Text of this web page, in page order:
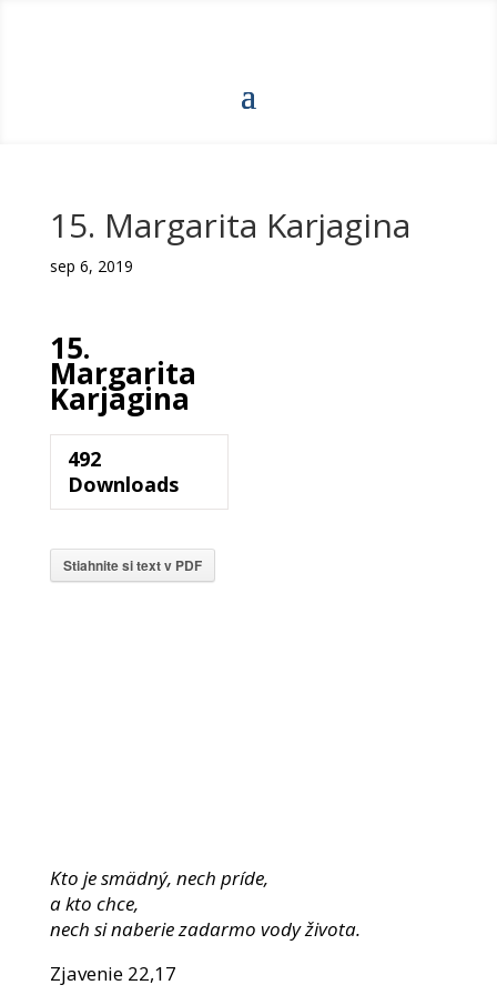
15. Margarita Karjagina
sep 6, 2019
15.
Margarita
Karjagina
492
Downloads
Stiahnite si text v PDF
Kto je smädný, nech príde,
a kto chce,
nech si naberie zadarmo vody života.
Zjavenie 22,17